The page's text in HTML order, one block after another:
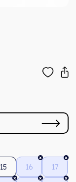
15 16 17